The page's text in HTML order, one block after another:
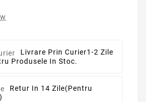
Livrare Prin Curier1-2 Zile
Produsele In Stoc.
Retur In 14 Zile(pentru